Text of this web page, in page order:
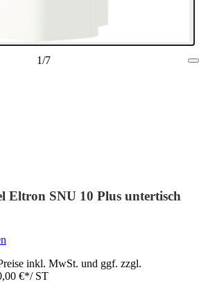
1/7
Eltron SNU 10 Plus untertisch
inkl. MwSt. und ggf. zzgl.
€*/ ST